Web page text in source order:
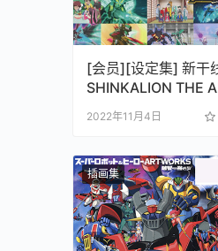
[会员][设定集] 新干
SHINKALION THE
超合集BOX
2022年11月4日
插画集